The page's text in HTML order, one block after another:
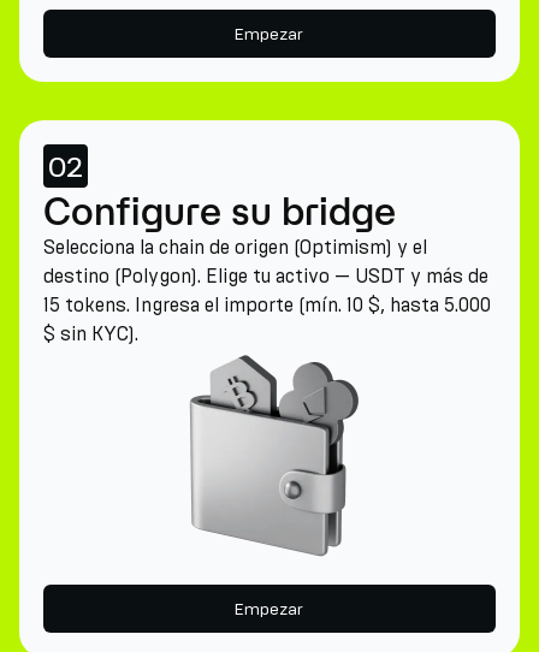
Empezar
02
Configure su bridge
Selecciona la chain de origen (Optimism) y el
destino (Polygon). Elige tu activo — USDT y más de
15 tokens. Ingresa el importe (mín. 10 $, hasta 5.000
$ sin KYC).
Empezar